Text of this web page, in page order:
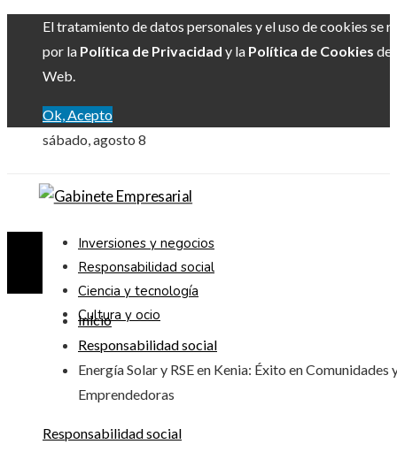
El tratamiento de datos personales y el uso de cookies se
por la Política de Privacidad y la Política de Cookies
Web.
Ok, Acepto
sábado, agosto 8
Inversiones y negocios
Responsabilidad social
Ciencia y tecnología
Cultura y ocio
Inicio
Responsabilidad social
Energía Solar y RSE en Kenia: Éxito en Comunidades
Emprendedoras
Responsabilidad social